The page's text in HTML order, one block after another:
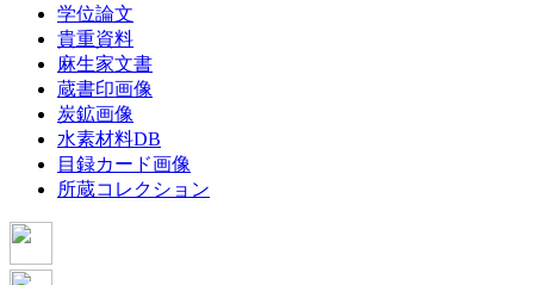
学位論文
貴重資料
麻生家文書
蔵書印画像
炭鉱画像
水素材料DB
目録カード画像
所蔵コレクション